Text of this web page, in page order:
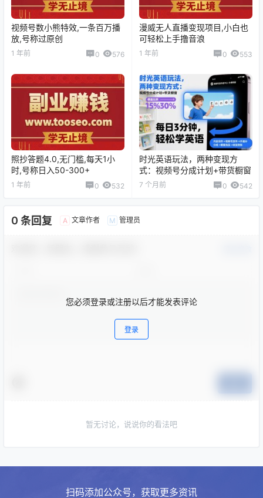
视频号数小熊特效,一条百万播
放,号称过原创
1 年前 0 576
漫威无人直播变现项目,小白也
可轻松上手撸音浪
1 年前 0 553
照抄答题4.0,无门槛,每天1小
时,号称日入50-300+
1 年前 0 532
时光英语玩法，两种变现方
式：视频号分成计划+带货橱窗
7 个月前 0 542
0 条回复 A 文章作者 M 管理员
您必须登录或注册以后才能发表评论
登录
暂无讨论，说说你的看法吧
扫码添加公众号，获取更多资讯